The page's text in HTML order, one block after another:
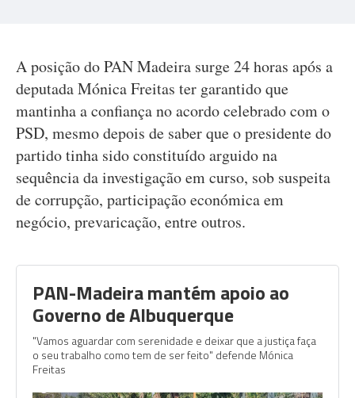
A posição do PAN Madeira surge 24 horas após a
deputada Mónica Freitas ter garantido que
mantinha a confiança no acordo celebrado com o
PSD, mesmo depois de saber que o presidente do
partido tinha sido constituído arguido na
sequência da investigação em curso, sob suspeita
de corrupção, participação económica em
negócio, prevaricação, entre outros.
PAN-Madeira mantém apoio ao
Governo de Albuquerque
"Vamos aguardar com serenidade e deixar que a justiça faça
o seu trabalho como tem de ser feito" defende Mónica
Freitas